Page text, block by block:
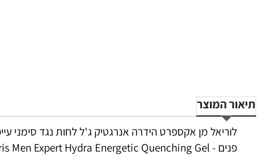
תיאור המוצר
פנים - L'Oréal Paris Men Expert Hydra Energetic Quenching Gel -